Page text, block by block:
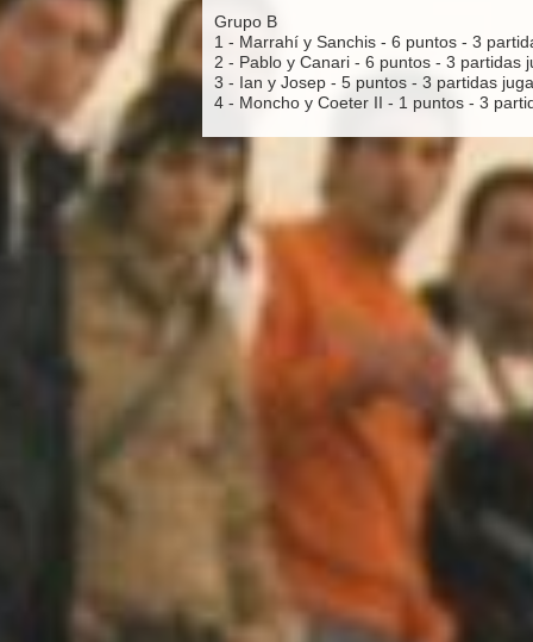
Grupo B
1 - Marrahí y Sanchis - 6 puntos - 3
2 - Pablo y Canari - 6 puntos - 3 partidas
3 - Ian y Josep - 5 puntos - 3 partidas
4 - Moncho y Coeter II - 1 puntos - 3